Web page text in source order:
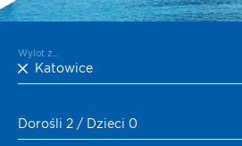
Wylot z...
Katowice
Dorośli 2 / Dzieci 0